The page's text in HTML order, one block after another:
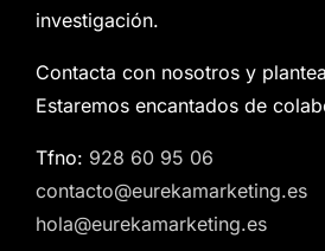
investigación.
Contacta con nosotros y
Estaremos encantados de
Tfno: 928 60 95 06
contacto@eurekamarketing.es
hola@eurekamarketing.es